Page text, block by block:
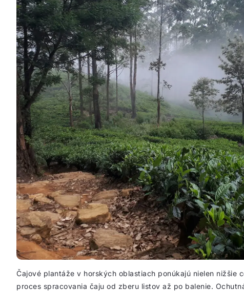
Čajové plantáže v horských oblastiach ponúkajú nielen
proces spracovania čaju od zberu listov až po balenie.